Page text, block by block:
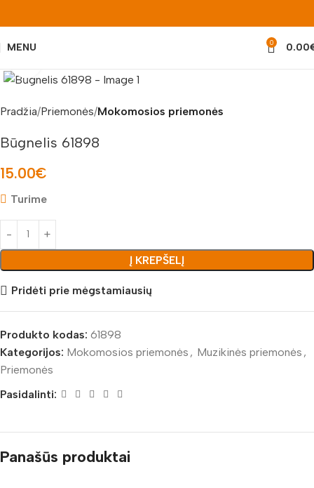
MENU 0 0.00
Pradžia Priemonės Mokomosios priemonės
Būgnelis 61898
15.00€
Turime
Į KREPŠELĮ
Pridėti prie mėgstamiausių
Produkto kodas: 61898
Kategorijos: Mokomosios priemonės , Muzikinės priemonės ,
Priemonės
Pasidalinti:
Panašūs produktai